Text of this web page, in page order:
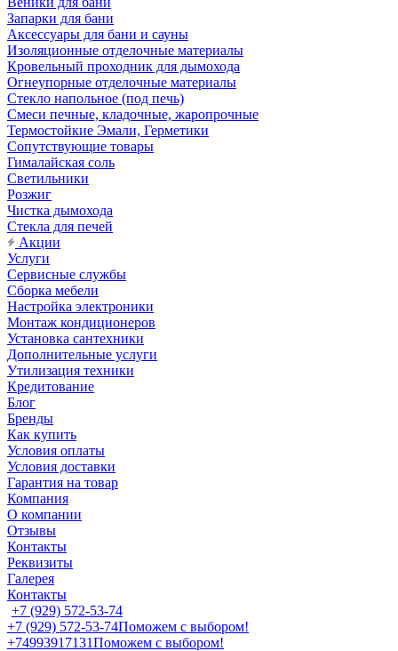
Запарки для бани
Аксессуары для бани и сауны
Изоляционные отделочные материалы
Кровельный проходник для дымохода
Огнеупорные отделочные материалы
Стекло напольное (под печь)
Смеси печные, кладочные, жаропрочные
Термостойкие Эмали, Герметики
Сопутствующие товары
Гималайская соль
Светильники
Розжиг
Чистка дымохода
Стекла для печей
Акции
Услуги
Сервисные службы
Сборка мебели
Настройка электроники
Монтаж кондиционеров
Установка сантехники
Дополнительные услуги
Утилизация техники
Кредитование
Блог
Бренды
Как купить
Условия оплаты
Условия доставки
Гарантия на товар
Компания
О компании
Отзывы
Контакты
Реквизиты
Галерея
Контакты
+7 (929) 572-53-74
+7 (929) 572-53-74Поможем с выбором!
+74993917131Поможем с выбором!